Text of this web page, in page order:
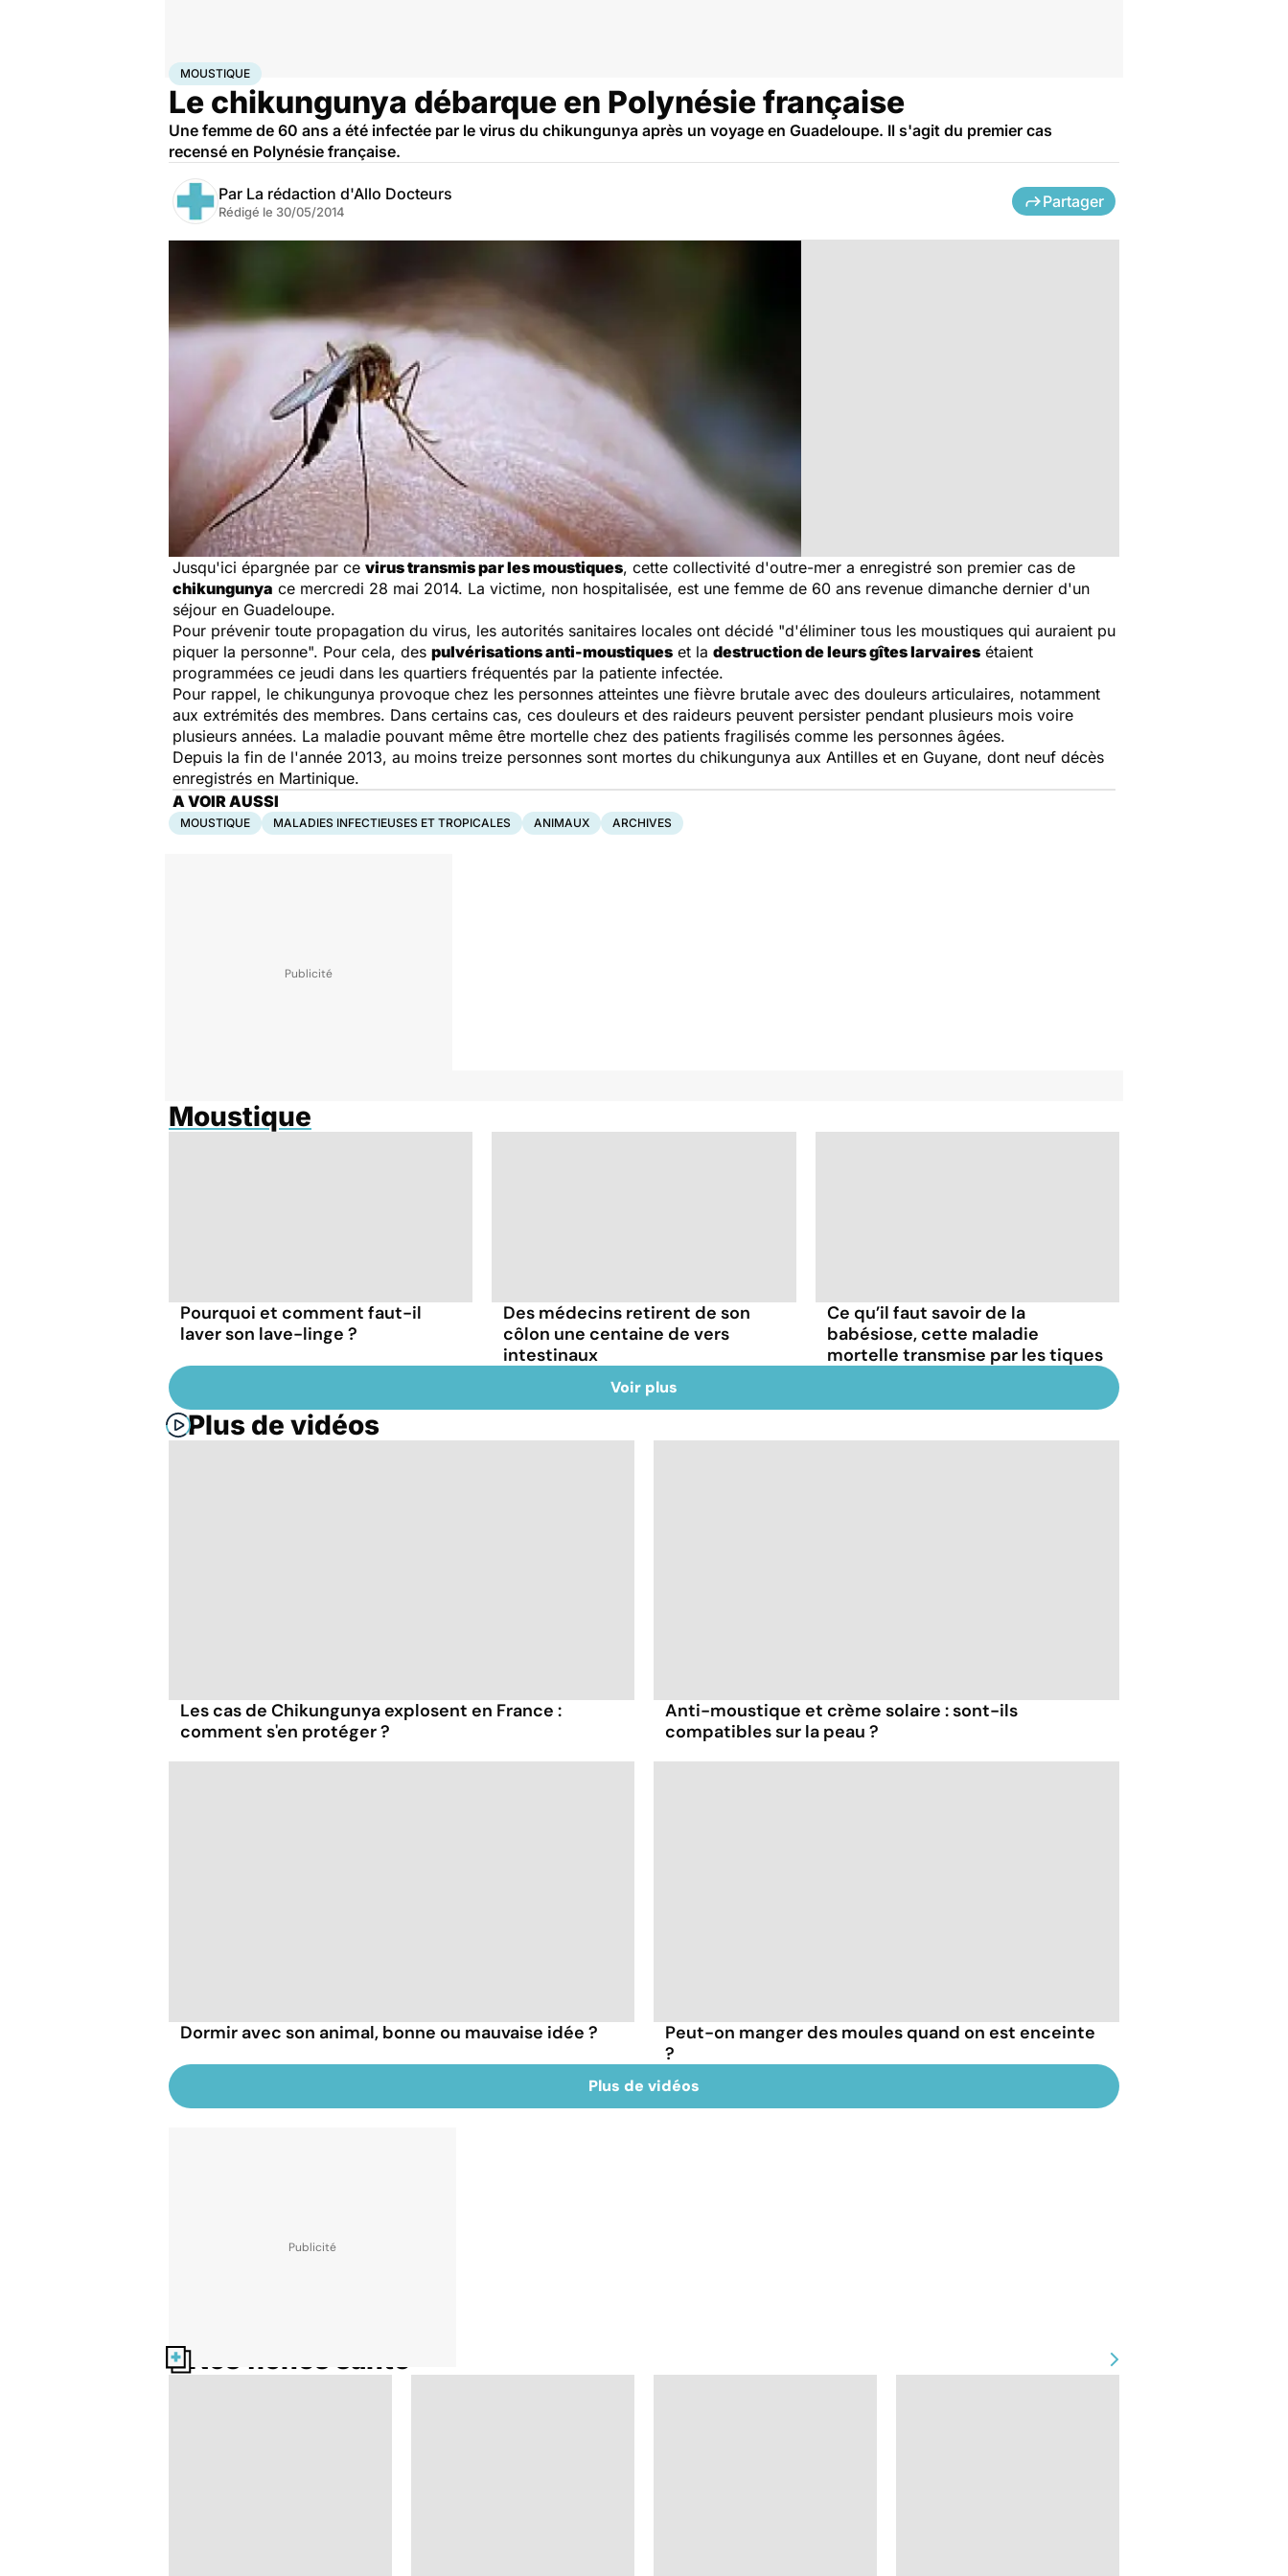
AccueilSantéMaladies
MOUSTIQUE
Le chikungunya débarque en Polynésie française
Une femme de 60 ans a été infectée par le virus du chikungunya après un voyage en Guadeloupe. Il s'agit du premier cas
recensé en Polynésie française.
Par La rédaction d'Allo Docteurs
Rédigé le 30/05/2014
Partager
Jusqu'ici épargnée par ce virus transmis par les moustiques, cette collectivité d'outre-mer a enregistré son premier cas de
chikungunya ce mercredi 28 mai 2014. La victime, non hospitalisée, est une femme de 60 ans revenue dimanche dernier d'un
séjour en Guadeloupe.
Pour prévenir toute propagation du virus, les autorités sanitaires locales ont décidé "d'éliminer tous les moustiques qui auraient pu
piquer la personne". Pour cela, des pulvérisations anti-moustiques et la destruction de leurs gîtes larvaires étaient
programmées ce jeudi dans les quartiers fréquentés par la patiente infectée.
Pour rappel, le chikungunya provoque chez les personnes atteintes une fièvre brutale avec des douleurs articulaires, notamment
aux extrémités des membres. Dans certains cas, ces douleurs et des raideurs peuvent persister pendant plusieurs mois voire
plusieurs années. La maladie pouvant même être mortelle chez des patients fragilisés comme les personnes âgées.
Depuis la fin de l'année 2013, au moins treize personnes sont mortes du chikungunya aux Antilles et en Guyane, dont neuf décès
enregistrés en Martinique.
A VOIR AUSSI
MOUSTIQUE MALADIES INFECTIEUSES ET TROPICALES ANIMAUX ARCHIVES
Moustique
Pourquoi et comment faut-il
laver son lave-linge ?
Des médecins retirent de son
côlon une centaine de vers
intestinaux
Ce qu’il faut savoir de la
babésiose, cette maladie
mortelle transmise par les tiques
Voir plus
Plus de vidéos
Les cas de Chikungunya explosent en France :
comment s'en protéger ?
Anti-moustique et crème solaire : sont-ils
compatibles sur la peau ?
Dormir avec son animal, bonne ou mauvaise idée ?
Peut-on manger des moules quand on est enceinte
?
Plus de vidéos
Nos fiches santé